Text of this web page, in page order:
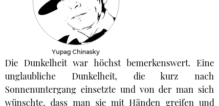
Yupag Chinasky
Die Dunkelheit war höchst bemerkenswert. Eine
unglaubliche Dunkelheit, die kurz nach
Sonnenuntergang einsetzte und von der man sich
wünschte, dass man sie mit Händen greifen und